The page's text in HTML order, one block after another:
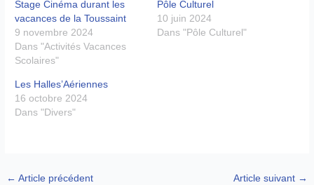
Stage Cinéma durant les
vacances de la Toussaint
9 novembre 2024
Dans "Activités Vacances
Scolaires"
Pôle Culturel
10 juin 2024
Dans "Pôle Culturel"
Les Halles’Aériennes
16 octobre 2024
Dans "Divers"
← Article précédent Article suivant →